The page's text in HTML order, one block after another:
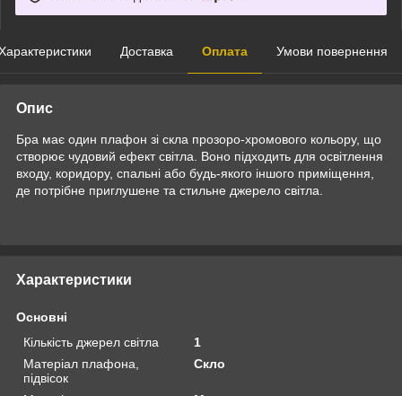
Доставка Оплата Умови повернення
Опис
Бра має один плафон зі скла прозоро-хромового кольору, що
створює чудовий ефект світла. Воно підходить для освітлення
входу, коридору, спальні або будь-якого іншого приміщення,
де потрібне приглушене та стильне джерело світла.
Характеристики
Основні
Кількість джерел світла
1
Матеріал плафона,
підвісок
Скло